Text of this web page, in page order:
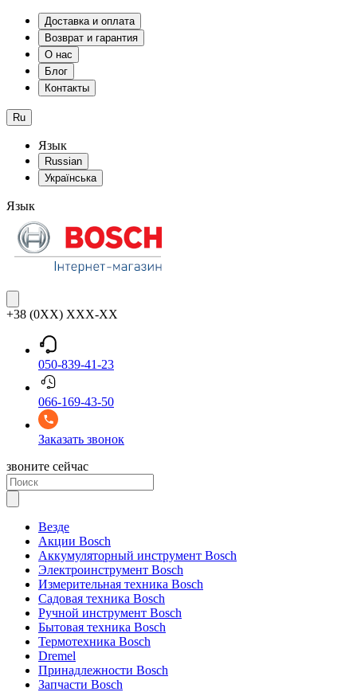
Доставка и оплата
Возврат и гарантия
О нас
Блог
Контакты
Ru
Язык
Russian
Українська
Язык
+38 (0XX) XXX-XX
050-839-41-23
066-169-43-50
Заказать звонок
звоните сейчас
Везде
Акции Bosch
Аккумуляторный инструмент Bosch
Электроинструмент Bosch
Измерительная техника Bosch
Садовая техника Bosch
Ручной инструмент Bosch
Бытовая техника Bosch
Термотехника Bosch
Dremel
Принадлежности Bosch
Запчасти Bosch